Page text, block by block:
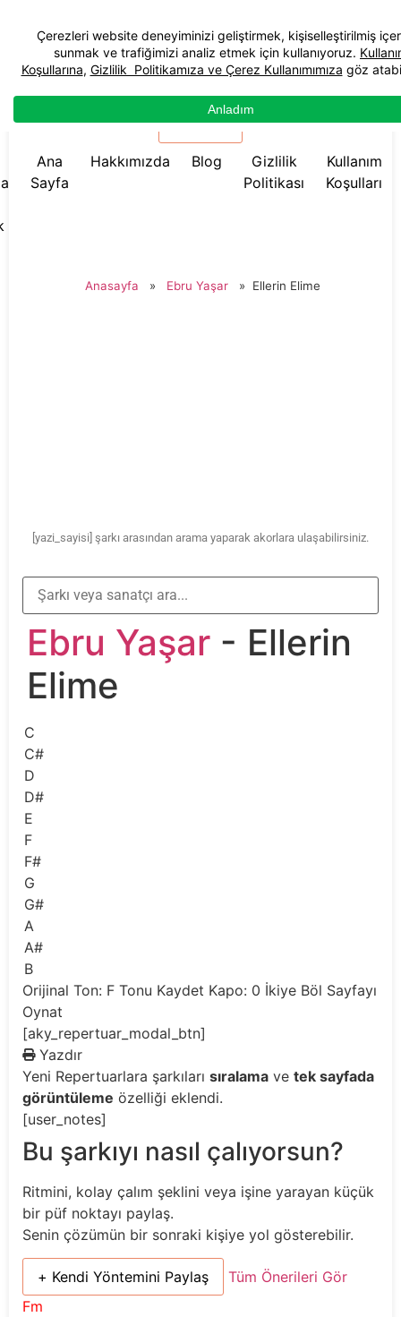
☰ Menü
Ana
Sayfa
Hakkımızda Blog
Gizlilik
Politikası
Kullanım
Koşulları
Anasayfa » Ebru Yaşar » Ellerin Elime
[yazi_sayisi] şarkı arasından arama yaparak akorlara ulaşabilirsiniz.
Ebru Yaşar - Ellerin
Elime
C
C#
D
D#
E
F
F#
G
G#
A
A#
B
Orijinal Ton: F Tonu Kaydet Kapo: 0 İkiye Böl Sayfayı
Oynat
[aky_repertuar_modal_btn]
Yazdır
Yeni Repertuarlara şarkıları sıralama ve tek sayfada
görüntüleme özelliği eklendi.
[user_notes]
Bu şarkıyı nasıl çalıyorsun?
Ritmini, kolay çalım şeklini veya işine yarayan küçük
bir püf noktayı paylaş.
Senin çözümün bir sonraki kişiye yol gösterebilir.
+ Kendi Yöntemini Paylaş
Tüm Önerileri Gör
Fm